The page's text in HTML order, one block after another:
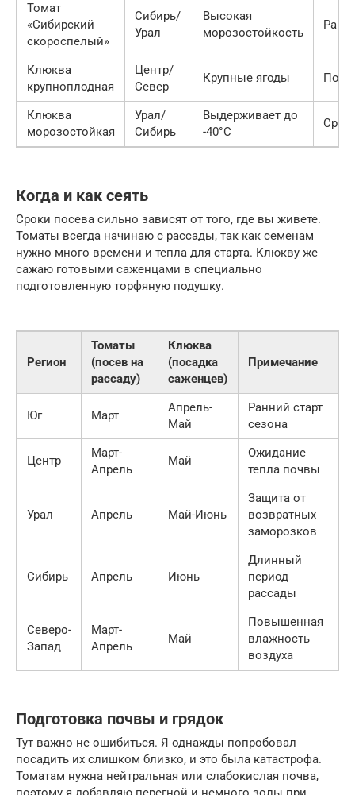
Томат
«Сибирский
скороспелый»
Сибирь/
Урал
Высокая
морозостойкость
Клюква
крупноплодная
Центр/
Север
Крупные ягоды
Клюква
морозостойкая
Урал/
Сибирь
Выдерживает до
-40°C
Когда и как сеять
Сроки посева сильно зависят от того, где вы живете.
Томаты всегда начинаю с рассады, так как семенам
нужно много времени и тепла для старта. Клюкву же
сажаю готовыми саженцами в специально
подготовленную торфяную подушку.
Регион
Томаты
(посев на
рассаду)
Клюква
(посадка
саженцев)
Примечание
Юг Март
Апрель-
Май
Ранний старт
сезона
Центр
Март-
Апрель
Май
Ожидание
тепла почвы
Урал Апрель Май-Июнь
Защита от
возвратных
заморозков
Сибирь Апрель Июнь
Длинный
период
рассады
Северо-
Запад
Март-
Апрель
Май
Повышенная
влажность
воздуха
Подготовка почвы и грядок
Тут важно не ошибиться. Я однажды попробовал
посадить их слишком близко, и это была катастрофа.
Томатам нужна нейтральная или слабокислая почва,